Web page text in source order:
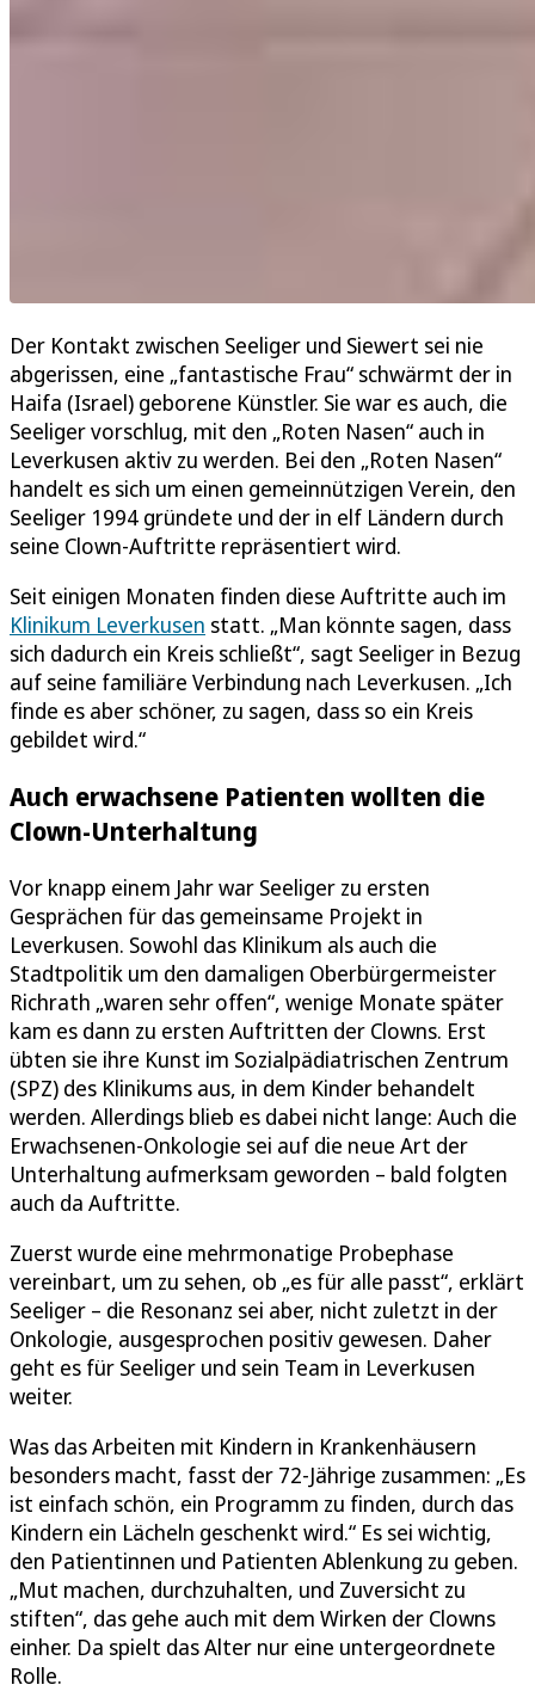
Der Kontakt zwischen Seeliger und Siewert sei nie
abgerissen, eine „fantastische Frau“ schwärmt der in
Haifa (Israel) geborene Künstler. Sie war es auch, die
Seeliger vorschlug, mit den „Roten Nasen“ auch in
Leverkusen aktiv zu werden. Bei den „Roten Nasen“
handelt es sich um einen gemeinnützigen Verein, den
Seeliger 1994 gründete und der in elf Ländern durch
seine Clown-Auftritte repräsentiert wird.
Seit einigen Monaten finden diese Auftritte auch im
Klinikum Leverkusen statt. „Man könnte sagen, dass
sich dadurch ein Kreis schließt“, sagt Seeliger in Bezug
auf seine familiäre Verbindung nach Leverkusen. „Ich
finde es aber schöner, zu sagen, dass so ein Kreis
gebildet wird.“
Auch erwachsene Patienten wollten die
Clown-Unterhaltung
Vor knapp einem Jahr war Seeliger zu ersten
Gesprächen für das gemeinsame Projekt in
Leverkusen. Sowohl das Klinikum als auch die
Stadtpolitik um den damaligen Oberbürgermeister
Richrath „waren sehr offen“, wenige Monate später
kam es dann zu ersten Auftritten der Clowns. Erst
übten sie ihre Kunst im Sozialpädiatrischen Zentrum
(SPZ) des Klinikums aus, in dem Kinder behandelt
werden. Allerdings blieb es dabei nicht lange: Auch die
Erwachsenen-Onkologie sei auf die neue Art der
Unterhaltung aufmerksam geworden – bald folgten
auch da Auftritte.
Zuerst wurde eine mehrmonatige Probephase
vereinbart, um zu sehen, ob „es für alle passt“, erklärt
Seeliger – die Resonanz sei aber, nicht zuletzt in der
Onkologie, ausgesprochen positiv gewesen. Daher
geht es für Seeliger und sein Team in Leverkusen
weiter.
Was das Arbeiten mit Kindern in Krankenhäusern
besonders macht, fasst der 72-Jährige zusammen: „Es
ist einfach schön, ein Programm zu finden, durch das
Kindern ein Lächeln geschenkt wird.“ Es sei wichtig,
den Patientinnen und Patienten Ablenkung zu geben.
„Mut machen, durchzuhalten, und Zuversicht zu
stiften“, das gehe auch mit dem Wirken der Clowns
einher. Da spielt das Alter nur eine untergeordnete
Rolle.